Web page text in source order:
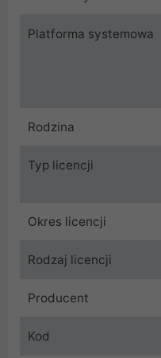
Platforma systemowa
Rodzina
Typ licencji
Okres licencji
Rodzaj licencji
Producent
Kod